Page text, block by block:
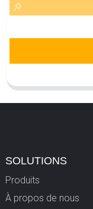
SOLUTIONS
Produits
À propos de nous